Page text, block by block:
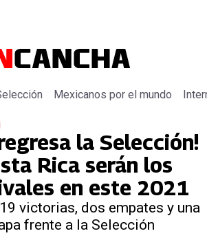
Mexicanos por el mundo
la Selección!
Rica serán los
en este 2021
victorias, dos empates y una
frente a la Selección